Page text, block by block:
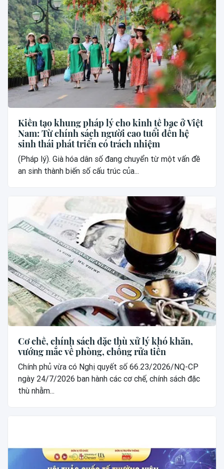
Kiến tạo khung pháp lý cho kinh tế bạc ở Việt
Nam: Từ chính sách người cao tuổi đến hệ
sinh thái phát triển có trách nhiệm
(Pháp lý). Già hóa dân số đang chuyển từ một vấn đề
an sinh thành biến số cấu trúc của...
Cơ chế, chính sách đặc thù xử lý khó khăn,
vướng mắc về phòng, chống rửa tiền
Chính phủ vừa có Nghị quyết số 66.23/2026/NQ-CP
ngày 24/7/2026 ban hành các cơ chế, chính sách đặc
thù nhằm...